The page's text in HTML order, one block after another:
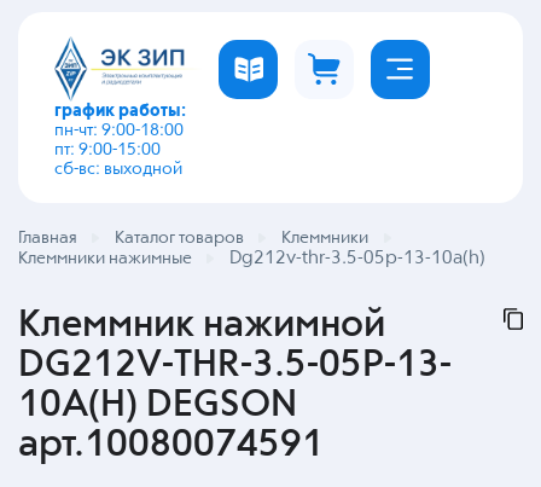
график работы:
пн-чт: 9:00-18:00
пт: 9:00-15:00
сб-вс: выходной
Главная Каталог товаров
Клеммники
Клеммники нажимные
Dg212v-thr-3.5-05p-13-10a(h)
Клеммник нажимной
DG212V-THR-3.5-05P-13-
10A(H) DEGSON
арт.10080074591